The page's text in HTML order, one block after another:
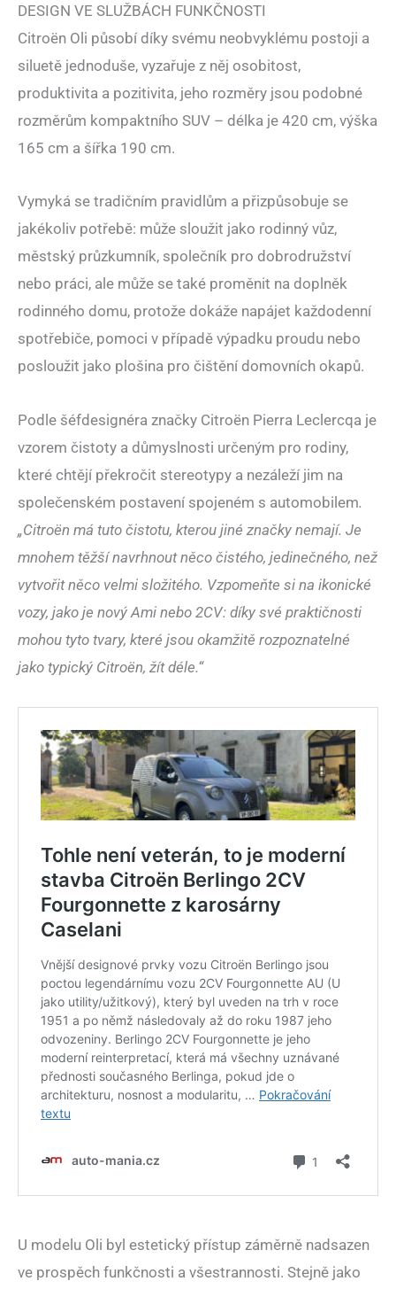
DESIGN VE SLUŽBÁCH FUNKČNOSTI
Citroën Oli působí díky svému neobvyklému postoji a
siluetě jednoduše, vyzařuje z něj osobitost,
produktivita a pozitivita, jeho rozměry jsou podobné
rozměrům kompaktního SUV – délka je 420 cm, výška
165 cm a šířka 190 cm.
Vymyká se tradičním pravidlům a přizpůsobuje se
jakékoliv potřebě: může sloužit jako rodinný vůz,
městský průzkumník, společník pro dobrodružství
nebo práci, ale může se také proměnit na doplněk
rodinného domu, protože dokáže napájet každodenní
spotřebiče, pomoci v případě výpadku proudu nebo
posloužit jako plošina pro čištění domovních okapů.
Podle šéfdesignéra značky Citroën Pierra Leclercqa je
vzorem čistoty a důmyslnosti určeným pro rodiny,
které chtějí překročit stereotypy a nezáleží jim na
společenském postavení spojeném s automobilem.
„Citroën má tuto čistotu, kterou jiné značky nemají. Je
mnohem těžší navrhnout něco čistého, jedinečného, než
vytvořit něco velmi složitého. Vzpomeňte si na ikonické
vozy, jako je nový Ami nebo 2CV: díky své praktičnosti
mohou tyto tvary, které jsou okamžitě rozpoznatelné
jako typický Citroën, žít déle.“
U modelu Oli byl estetický přístup záměrně nadsazen
ve prospěch funkčnosti a všestrannosti. Stejně jako